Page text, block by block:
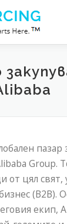
Blog За
пазар
Group.
от цял ​​свят,
(B2B).
екип,